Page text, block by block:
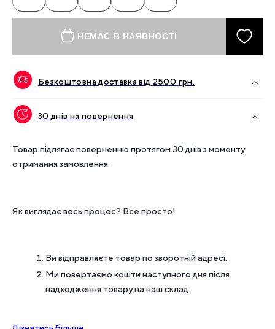
НЕМАЄ В НАЯВНОСТІ
Безкоштовна доставка від 2500 грн.
30 днів на повернення
Товар підлягає поверненню протягом 30 днів з моменту
отримання замовлення.
Як виглядає весь процес? Все просто!
Ви відправляєте товар по зворотній адресі.
Ми повертаємо кошти наступного дня після
надходження товару на наш склад.